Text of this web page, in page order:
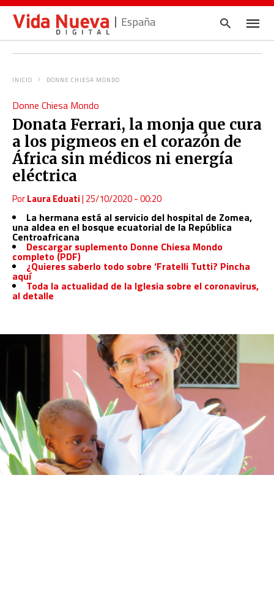
España
y
INICIO DONNE CHIESA MONDO
Donne Chiesa Mondo
Donata Ferrari, la monja que cura
a los pigmeos en el corazón de
África sin médicos ni energía
eléctrica
PorLaura Eduati| 25/10/2020 - 00:20
La hermana está al servicio del hospital de Zomea,
una aldea en el bosque ecuatorial de la República
Centroafricana
Descargar suplemento Donne Chiesa Mondo
completo (PDF)
¿Quieres saberlo todo sobre ‘Fratelli Tutti? Pincha
aquí
Toda la actualidad de la Iglesia sobre el coronavirus,
al detalle